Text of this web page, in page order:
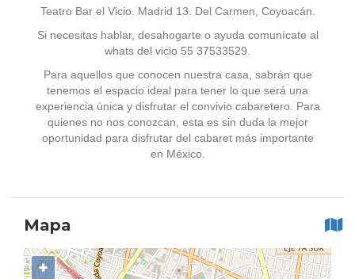
Teatro Bar el Vicio. Madrid 13. Del Carmen, Coyoacán.
Si necesitas hablar, desahogarte o ayuda comunícate al
whats del vicio 55 37533529.
Para aquellos que conocen nuestra casa, sabrán que
tenemos el espacio ideal para tener lo que será una
experiencia única y disfrutar el convivio cabaretero. Para
quienes no nos conozcan, esta es sin duda la mejor
oportunidad para disfrutar del cabaret más importante
en México.
Mapa
+